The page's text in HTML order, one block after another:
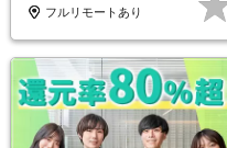
フルリモートあり